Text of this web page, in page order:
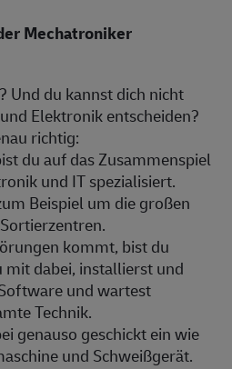
Mechatroniker
Und du kannst dich nicht
Elektronik entscheiden?
richtig:
du auf das Zusammenspiel
und IT spezialisiert.
Beispiel um die großen
kommt, bist du
mit dabei, installierst und
und wartest
Technik.
genauso geschickt ein wie
und Schweißgerät.